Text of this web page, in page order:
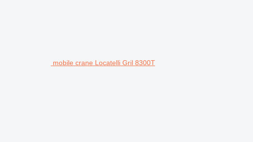
mobile crane Locatelli Gril 8300T